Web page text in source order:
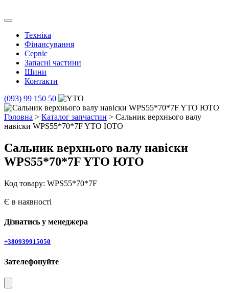
to
Техніка
Фінансування
Сервіс
Запасні частини
Шини
Контакти
(093) 99 150 50
Головна > Каталог запчастин > Сальник верхнього валу
навіски WPS55*70*7F YTO ЮТО
Сальник верхнього валу навіски
WPS55*70*7F YTO ЮТО
Код товару: WPS55*70*7F
Є в наявності
Дізнатись у менеджера
+380939915050
Зателефонуйте